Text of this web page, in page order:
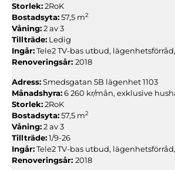
Storlek:2RoK
Bostadsyta:57,5 m2
Våning:2 av 3
Tillträde: Ledig
Ingår:Tele2 TV-bas utbud,
Renoveringsår: 2018
Adress:Smedsgatan 5B lägenhet 1103
Månadshyra:6 260 kr/mån, exklusive
Storlek:2RoK
Bostadsyta:57,5 m2
Våning:2 av 3
Tillträde:1/9-26
Ingår:Tele2 TV-bas utbud,
Renoveringsår: 2018